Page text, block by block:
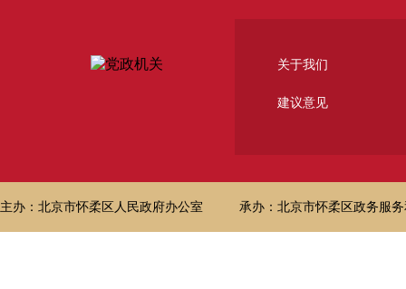
关于我们
建议意见
主办：北京市怀柔区人民政府办公室 承办：北京市怀柔区政务服